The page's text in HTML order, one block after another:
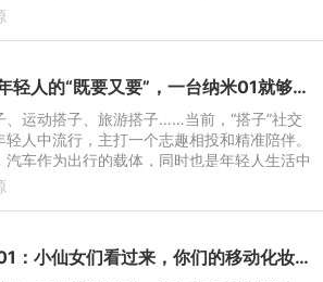
，它就是东风纳米旗下“大美智能国民车”纳米
满足年轻人的“既要又要”，一台纳米01就够了！
、运动搭子、旅游搭子……当前，“搭子”社交
轻人中流行，主打一个志趣相投和精准陪伴。
汽车作为出行的载体，同时也是年轻人生活中
”。但什么样的“出行搭子”，能够让既追求品
纳米01：小仙女们看过来，你们的移动化妆间来啦！